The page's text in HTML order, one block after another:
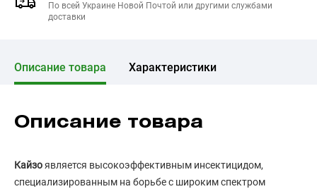
По всей Украине Новой Почтой или другими службами
доставки
Описание товара Характеристики
Описание товара
Кайзоявляется высокоэффективным инсектицидом,
специализированным на борьбе с широким спектром